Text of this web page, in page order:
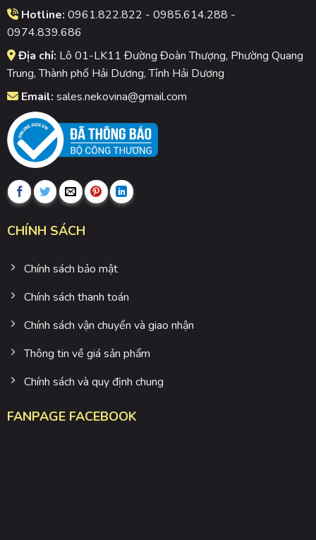
Hotline: 0961.822.822 - 0985.614.288 -
0974.839.686
Địa chỉ: Lô 01-LK11 Đường Đoàn Thượng, Phường Quang
Trung, Thành phố Hải Dương, Tỉnh Hải Dương
Email: sales.nekovina@gmail.com
CHÍNH SÁCH
Chính sách bảo mật
Chính sách thanh toán
Chính sách vận chuyển và giao nhận
Thông tin về giá sản phẩm
Chính sách và quy định chung
FANPAGE FACEBOOK